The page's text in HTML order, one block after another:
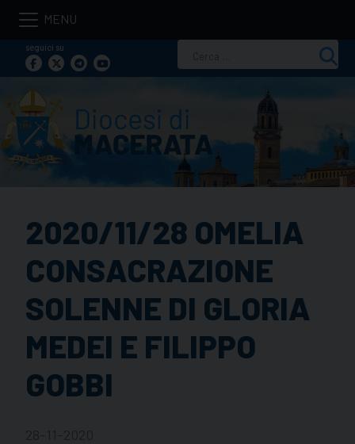
Skip
contentseguici su
per:
2020/11/28 OMELIA
CONSACRAZIONE
SOLENNE DI GLORIA
MEDEI E FILIPPO
GOBBI